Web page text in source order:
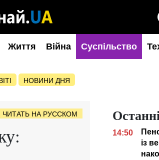
Життя Війна Суспільство
НОВИНИ ДНЯ
ЧИТАТЬ НА РУССКОМ
14:50
із